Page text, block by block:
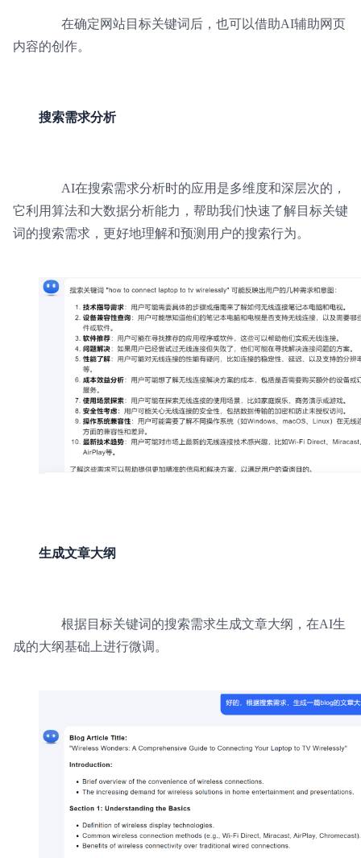
在确定网站目标关键词后，也可以借助AI辅助网页
内容的创作。
搜索需求分析
AI在搜索需求分析时的应用是多维度和深层次的，
它利用算法和大数据分析能力，帮助我们快速了解目标关键
词的搜索需求，更好地理解和预测用户的搜索行为。
生成文章大纲
根据目标关键词的搜索需求生成文章大纲，在AI生
成的大纲基础上进行微调。